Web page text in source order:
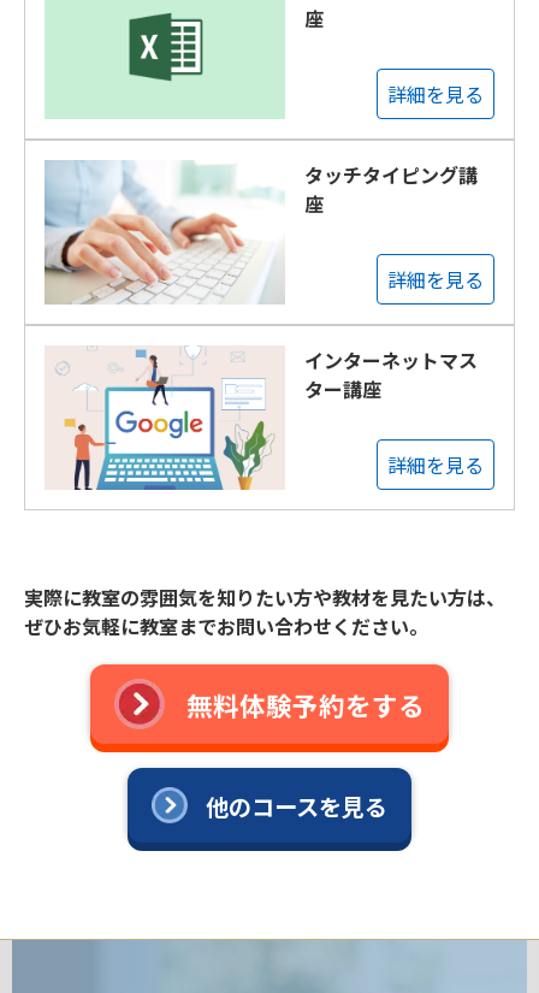
座
詳細を見る
タッチタイピング講
座
詳細を見る
インターネットマス
ター講座
詳細を見る
実際に教室の雰囲気を知りたい方や教材を見たい方は、
ぜひお気軽に教室までお問い合わせください。
無料体験予約をする
他のコースを見る